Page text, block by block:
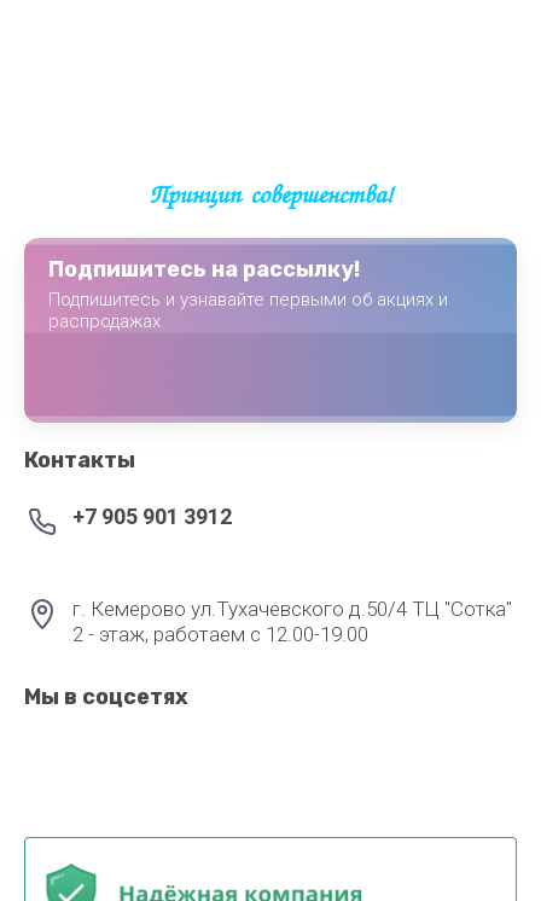
Принцип совершенства!
Подпишитесь на рассылку!
Подпишитесь и узнавайте первыми об акциях и
распродажах
Контакты
+7 905 901 3912
г. Кемерово ул.Тухачевского д.50/4 ТЦ "Сотка"
2 - этаж, работаем с 12.00-19.00
Мы в соцсетях